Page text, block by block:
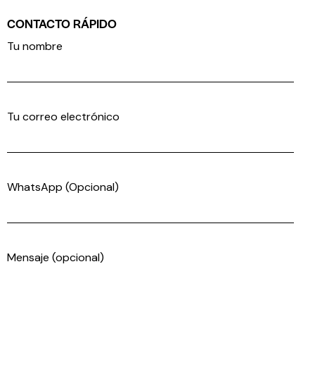
CONTACTO RÁPIDO
Tu nombre
Tu correo electrónico
WhatsApp (Opcional)
Mensaje (opcional)